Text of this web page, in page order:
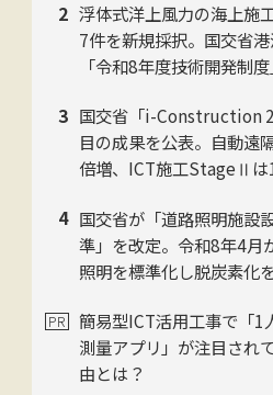
浮体式洋上風力の海上施
7件を新規採択。国交省
「令和8年度技術開発制
国交省「i-Construction
目の成果を公表。自動遠
倍増、ICT施工StageⅡは
国交省が「道路照明施設
準」を改定。令和8年4月
照明を標準化し脱炭素化
簡易型ICT活用工事で「1
測量アプリ」が注目され
由とは？